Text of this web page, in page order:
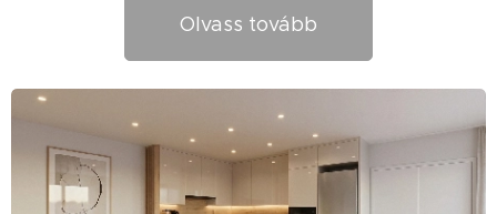
Olvass tovább